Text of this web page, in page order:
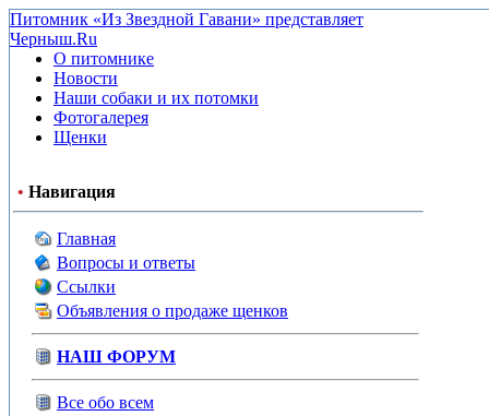
Питомник «Из Звездной Гавани» представляет
Черныш.Ru
О питомнике
Новости
Наши собаки и их потомки
Фотогалерея
Щенки
• Навигация
Главная
Вопросы и ответы
Ссылки
Объявления о продаже щенков
НАШ ФОРУМ
Все обо всем